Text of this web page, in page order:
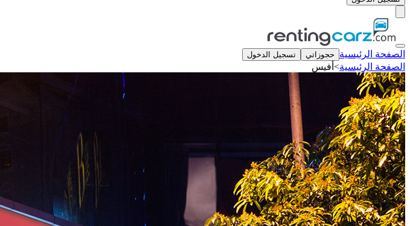
الصفحة الرئيسية حجوزاتي تسجيل الدخول
الصفحة الرئيسية> أفيس